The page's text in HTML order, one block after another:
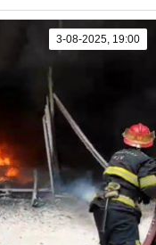
3-08-2025, 19:00